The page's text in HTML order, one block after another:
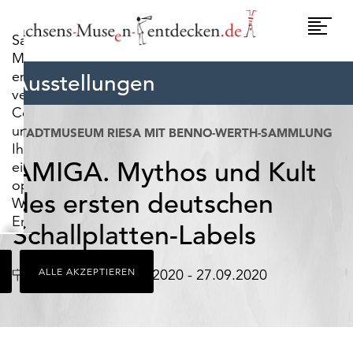
Sachsens-
Museen-
entdecken.de
verwendet
Cookies,
um
Ihnen
ein
optimales
Webseiten-
Erlebnis
zu
bieten.
Dazu
zählen
die
ALLE AKZEPTIEREN
Ausstellungen
STADTMUSEUM RIESA MIT BENNO-WERTH-SAMMLUNG
AMIGA. Mythos und Kult
des ersten deutschen
Schallplatten-Labels
Ort Riesa Datum15.05.2020 - 27.09.2020